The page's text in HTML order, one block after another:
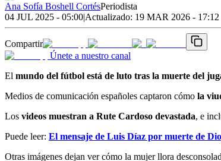
Ana Sofía Boshell CortésPeriodista
04 JUL 2025 - 05:00|Actualizado: 19 MAR 2026 - 17:12
Compartir
Únete a nuestro canal
El mundo del fútbol está de luto tras la muerte del
Medios de comunicación españoles captaron cómo la
Los videos muestran a Rute Cardoso devastada, e
Puede leer: El mensaje de Luis Díaz por muerte de
Otras imágenes dejan ver cómo la mujer llora